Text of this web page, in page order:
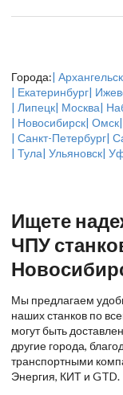
Города:| Архангельск
| Екатеринбург|
| Липецк| Москва|
| Новосибирск| Омск
| Санкт-Петербург|
| Тула| Ульяновск|
Ищете
ЧПУ
Мы предлагаем
наших станков по
могут быть
другие города,
транспортными
Энергия, КИТ и GTD.